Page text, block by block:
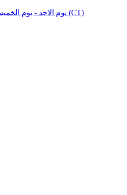
يوم الاحد - يوم الخميس: 10 صباحًا - 5 مساء (CT)